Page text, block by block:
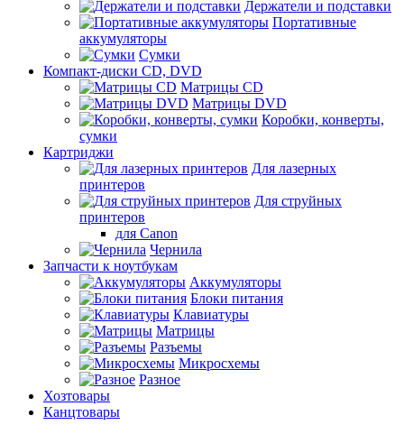
Держатели и подставки
Портативные
аккумуляторы
Сумки
Компакт-диски CD, DVD
Матрицы CD
Матрицы DVD
Коробки, конверты,
сумки
Картриджи
Для лазерных
принтеров
Для струйных
принтеров
для Canon
Чернила
Запчасти к ноутбукам
Аккумуляторы
Блоки питания
Клавиатуры
Матрицы
Разъемы
Микросхемы
Разное
Хозтовары
Канцтовары